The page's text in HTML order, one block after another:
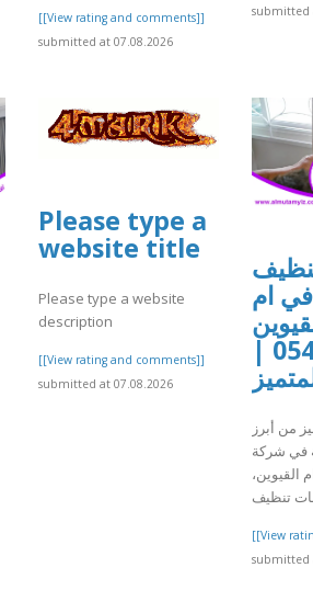
[[View rating and comments]]
submitted at 07.08.2026
submitted
Please type a
website title
Please type a website
description
[[View rating and comments]]
submitted at 07.08.2026
ام
0543319670 |
من أبرز
في شركة
القيوين،
[[View
submitted